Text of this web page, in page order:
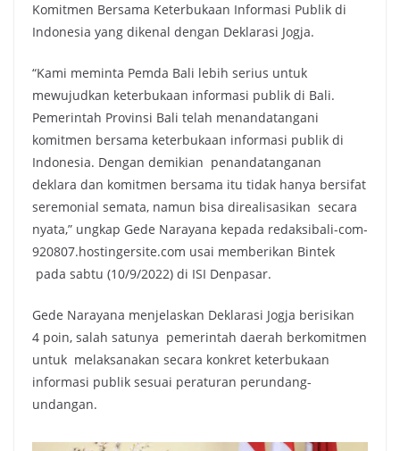
Komitmen Bersama Keterbukaan Informasi Publik di
Indonesia yang dikenal dengan Deklarasi Jogja.
“Kami meminta Pemda Bali lebih serius untuk
mewujudkan keterbukaan informasi publik di Bali.
Pemerintah Provinsi Bali telah menandatangani
komitmen bersama keterbukaan informasi publik di
Indonesia. Dengan demikian penandatanganan
deklara dan komitmen bersama itu tidak hanya bersifat
seremonial semata, namun bisa direalisasikan secara
nyata,” ungkap Gede Narayana kepada redaksibali-com-
920807.hostingersite.com usai memberikan Bintek
pada sabtu (10/9/2022) di ISI Denpasar.
Gede Narayana menjelaskan Deklarasi Jogja berisikan
4 poin, salah satunya pemerintah daerah berkomitmen
untuk melaksanakan secara konkret keterbukaan
informasi publik sesuai peraturan perundang-
undangan.